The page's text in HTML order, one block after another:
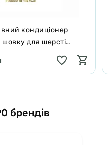
кондиціонер
для шерсті
брендів